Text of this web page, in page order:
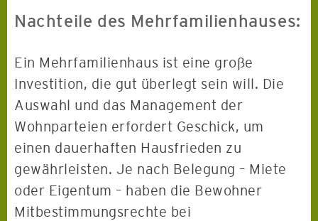
Nachteile des Mehrfamilienhauses:
Ein Mehrfamilienhaus ist eine große
Investition, die gut überlegt sein will. Die
Auswahl und das Management der
Wohnparteien erfordert Geschick, um
einen dauerhaften Hausfrieden zu
gewährleisten. Je nach Belegung – Miete
oder Eigentum – haben die Bewohner
Mitbestimmungsrechte bei